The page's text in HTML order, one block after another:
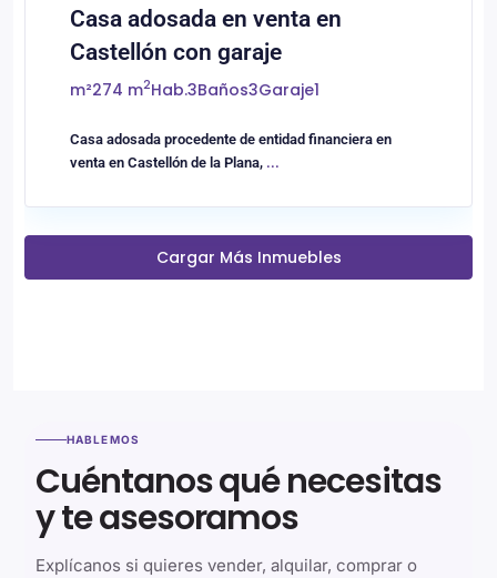
Casa adosada en venta en
Castellón con garaje
m²274 m2Hab.3Baños3Garaje1
Casa adosada procedente de entidad financiera en
venta en Castellón de la Plana, ...
Cargar Más Inmuebles
HABLEMOS
Cuéntanos qué necesitas
y te asesoramos
Explícanos si quieres vender, alquilar, comprar o